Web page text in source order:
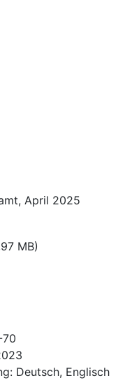
April 2025
MB)
Deutsch, Englisch